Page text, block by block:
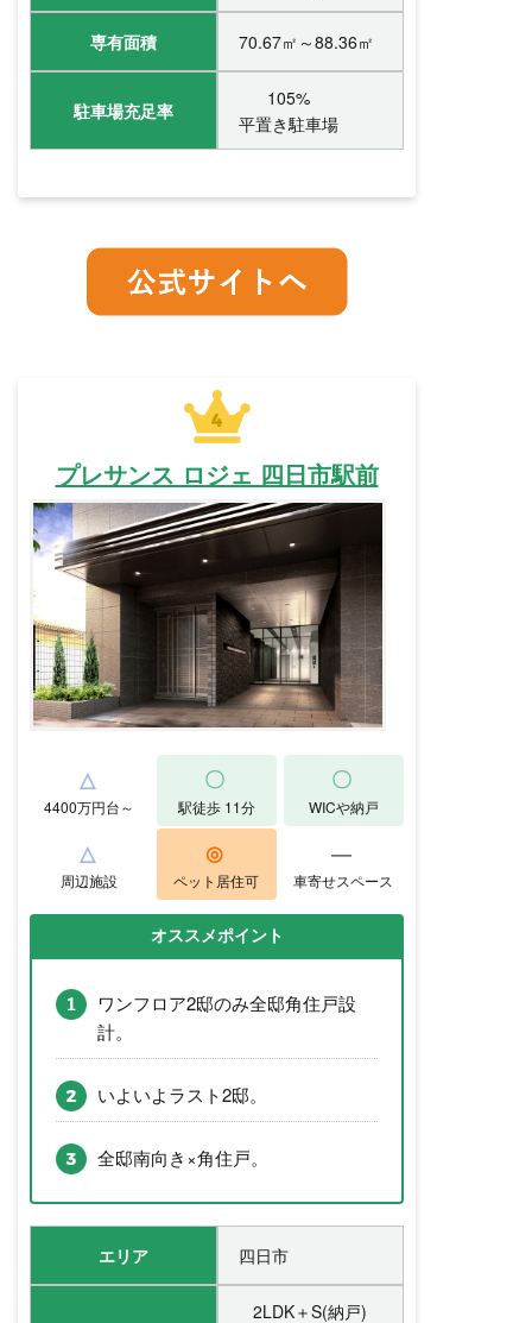
専有面積 70.67㎡～88.36㎡
駐車場充足率
105%
平置き駐車場
プレサンス ロジェ 四日市駅前
△
4400万円台～
〇
駅徒歩 11分
〇
WICや納戸
△
周辺施設
◎
ペット居住可
―
車寄せスペース
オススメポイント
ワンフロア2邸のみ全邸角住戸設
計。
いよいよラスト2邸。
全邸南向き×角住戸。
エリア 四日市
2LDK＋S(納戸)